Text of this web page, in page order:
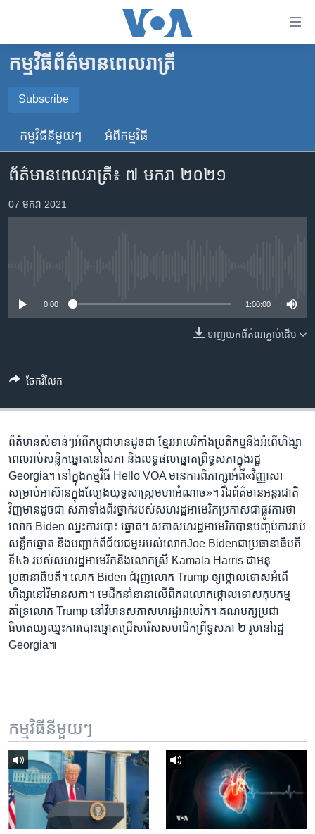
គេហទំព័រ​
ទាក់ទង
រំលង​
ទំព័រ​
ព័ត៌មាន​​
តែ​
ម្តង
រចនា
ចូល​
ទំព័រ​
កម្ពុជា
អន្តរជាតិ
ចិន
ហេឡូវីអូអេ
កម្ពុជាច្នៃប្រតិដ្ឋ
កម្មវិធីទាំងអស់
បណ្តាញ​សង្គម
ភាសា
កម្មវិធី​ព័ត៌មាន​ពេលរាត្រី
Subscribe
SUBSCRIBE
YouTube Music
កម្មវិធី​នីមួយៗ អំពី​កម្មវិធី​
ព័ត៌មានពេលរាត្រី៖ ៧ មករា ២០២១
07 មករា 2021
0:00 1:00:00
ទាញ​យក​ពី​តំណភ្ជាប់​ដើម
ចែករំលែក
ព័ត៌មានសំខាន់ៗអំពីកម្ពុជាមានដូចជា ខ្មែរអាមេរិកាំងប្រតិកម្មនឹងអំពើហិង្សា
ពេលរាប់សន្លឹកឆ្នោតនៅសភា និងលទ្ធផលឆ្នោតព្រឹទ្ធសភាក្នុងរដ្ឋ
Georgia។ នៅក្នុងកម្មវិធី Hello VOA មានការពិភាក្សាអំពី«វិញ្ញាសា
សម្រាប់អាស៊ានក្នុងល្បែងយុទ្ធសាស្ត្រមហាអំណាច»។ រីឯព័ត៌មានអន្តរជាតិ
វិញមានដូចជា សភាទាំងពីរថ្នាក់របស់សហរដ្ឋអាមេរិកប្រកាសជាផ្លូវការថា
លោក Biden ឈ្នះការបោះ ឆ្នោត។ សភាសហរដ្ឋអាមេរិកបានបញ្ចប់ការរាប់
សន្លឹកឆ្នោត និងបញ្ជាក់ពីជ័យជម្នះរបស់លោកJoe Bidenជាប្រធានាធិបតី
ទី៤៦ របស់សហរដ្ឋអាមេរិកនិងលោកស្រី Kamala Harris ជាអនុ
ប្រធានាធិបតី។ លោក Biden ជំរុញលោក Trump ឲ្យថ្កោលទោសអំពើ
ហិង្សានៅវិមានសភា។ មេដឹកនាំនានាលើពិភពលោកថ្កោលទោសកុបកម្ម
គាំទ្រលោក Trump នៅវិមានសភាសហរដ្ឋអាមេរិក។ គណបក្សប្រជា
ធិបតេយ្យឈ្នះការបោះឆ្នោតជ្រើសរើសសមាជិកព្រឹទ្ធសភា ២ រូបនៅរដ្ឋ
Georgia៕
កម្មវិធី​នីមួយៗ